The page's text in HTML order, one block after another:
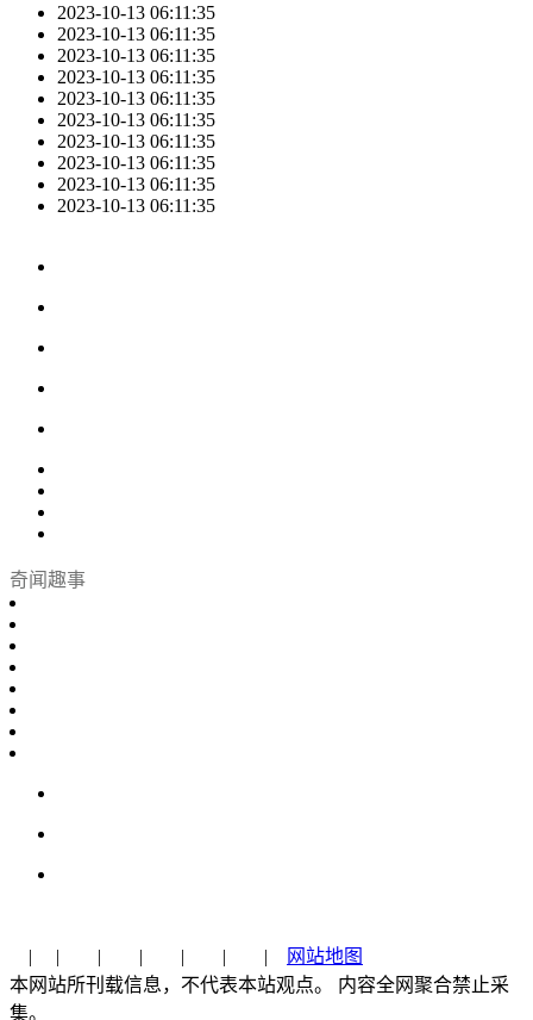
2023-10-13 06:11:35
2023-10-13 06:11:35
2023-10-13 06:11:35
2023-10-13 06:11:35
2023-10-13 06:11:35
2023-10-13 06:11:35
2023-10-13 06:11:35
2023-10-13 06:11:35
2023-10-13 06:11:35
2023-10-13 06:11:35
奇闻趣事
| | | | | | |
网站地图
本网站所刊载信息，不代表本站观点。 内容全网聚合禁止采
集。